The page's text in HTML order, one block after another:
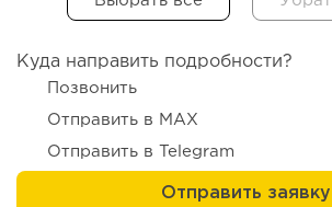
Куда направить подробности?
Позвонить
Отправить в MAX
Отправить в Telegram